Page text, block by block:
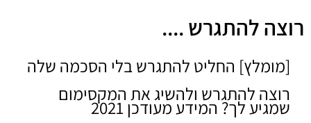
רוצה להתגרש ....
[מומלץ] החליט להתגרש בלי הסכמה שלה
רוצה להתגרש ולהשיג את המקסימום
שמגיע לך? המידע מעודכן 2021